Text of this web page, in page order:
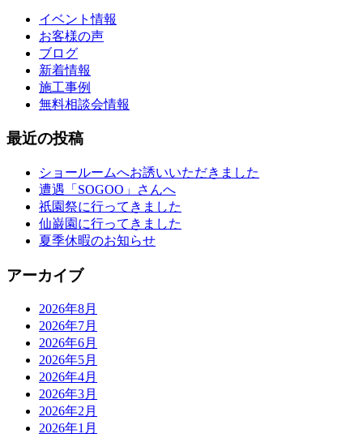
イベント情報
お客様の声
ブログ
新着情報
施工事例
無料相談会情報
最近の投稿
ショールームへお誘いいただきました
遭遇「SOGOO」さんへ
祇園祭に行ってきました
仙巌園に行ってきました
夏季休暇のお知らせ
アーカイブ
2026年8月
2026年7月
2026年6月
2026年5月
2026年4月
2026年3月
2026年2月
2026年1月